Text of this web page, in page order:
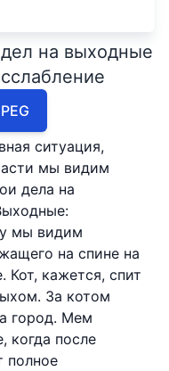
на выходные
ситуация,
мы видим
дела на
мы видим
на спине на
Кот, кажется, спит
За котом
город. Мем
когда после
полное